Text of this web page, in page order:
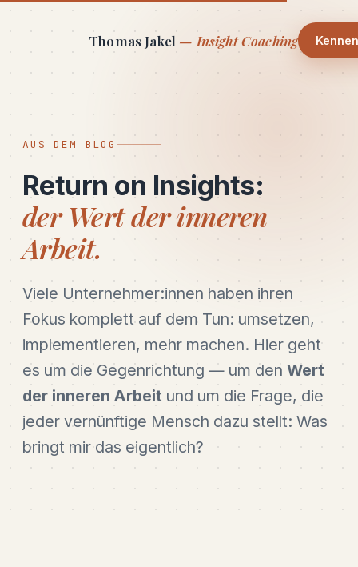
Thomas Jakel — Insight Coaching
AUS DEM BLOG
Return on Insights:
der Wert der inneren
Arbeit.
Viele Unternehmer:innen haben ihren
Fokus komplett auf dem Tun: umsetzen,
implementieren, mehr machen. Hier geht
es um die Gegenrichtung — um den Wert
der inneren Arbeit und um die Frage, die
jeder vernünftige Mensch dazu stellt: Was
bringt mir das eigentlich?